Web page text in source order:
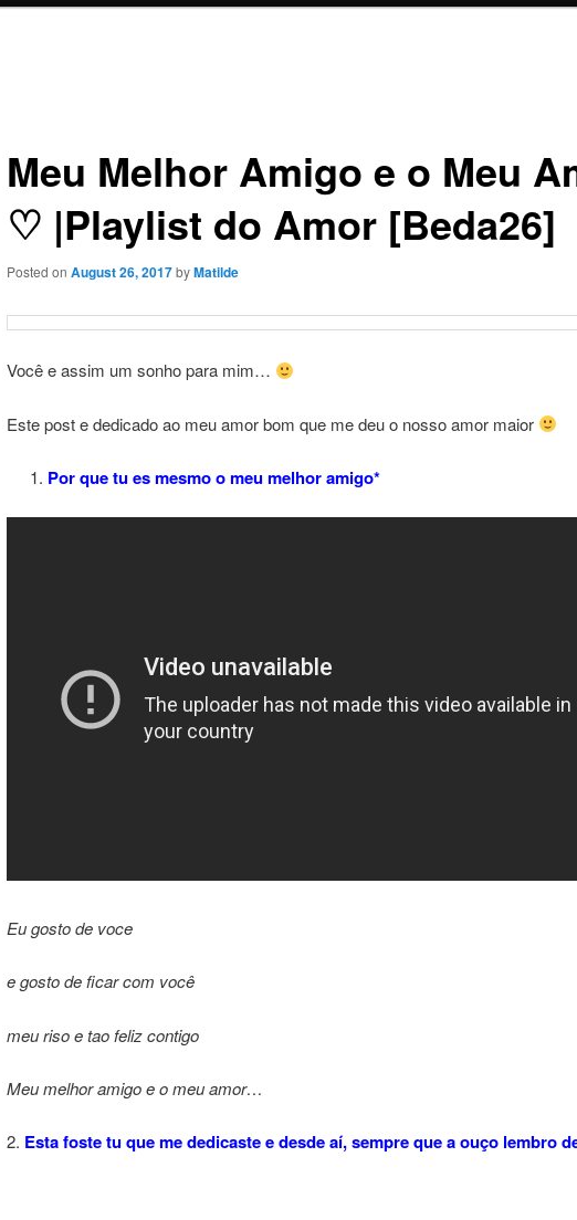
Meu Melhor Amigo e o Meu
♡ |Playlist do Amor [Beda26]
Posted on August 26, 2017byMatilde
Você e assim um sonho para mim…
Este post e dedicado ao meu amor bom que me deu o nosso amor maior
Por que tu es mesmo o meu melhor amigo*
Eu gosto de voce
e gosto de ficar com você
meu riso e tao feliz contigo
Meu melhor amigo e o meu amor…
2. Esta foste tu que me dedicaste e desde aí, sempre que a ouço lembro